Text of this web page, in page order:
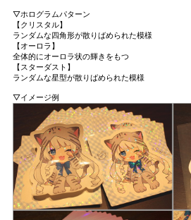
▽ホログラムパターン
【クリスタル】
ランダムな四角形が散りばめられた模様
【オーロラ】
全体的にオーロラ状の輝きをもつ
【スターダスト】
ランダムな星型が散りばめられた模様
▽イメージ例